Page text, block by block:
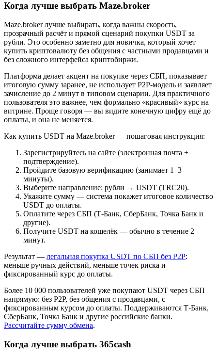
Когда лучше выбрать Maze.broker
Maze.broker лучше выбирать, когда важны скорость,
прозрачный расчёт и прямой сценарий покупки USDT за
рубли. Это особенно заметно для новичка, который хочет
купить криптовалюту без общения с частными продавцами и
без сложного интерфейса криптобиржи.
Платформа делает акцент на покупке через СБП, показывает
итоговую сумму заранее, не использует P2P-модель и заявляет
зачисление до 2 минут в типовом сценарии. Для практичного
пользователя это важнее, чем формально «красивый» курс на
витрине. Проще говоря — вы видите конечную цифру ещё до
оплаты, и она не меняется.
Как купить USDT на Maze.broker — пошаговая инструкция:
Зарегистрируйтесь на сайте (электронная почта +
подтверждение).
Пройдите базовую верификацию (занимает 1–3
минуты).
Выберите направление: рубли → USDT (TRC20).
Укажите сумму — система покажет итоговое количество
USDT до оплаты.
Оплатите через СБП (Т-Банк, СберБанк, Точка Банк и
другие).
Получите USDT на кошелёк — обычно в течение 2
минут.
Результат — легальная покупка USDT по СБП без P2P:
меньше ручных действий, меньше точек риска и
фиксированный курс до оплаты.
Более 10 000 пользователей уже покупают USDT через СБП
напрямую: без P2P, без общения с продавцами, с
фиксированным курсом до оплаты. Поддерживаются Т-Банк,
СберБанк, Точка Банк и другие российские банки.
Рассчитайте сумму обмена.
Когда лучше выбрать 365cash